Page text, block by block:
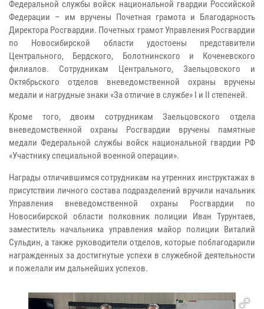
Федеральной службы войск национальной гвардии Российской
Федерации – им вручены Почетная грамота и Благодарность
Директора Росгвардии. Почетных грамот Управления Росгвардии
по Новосибирской области удостоены представители
Центрального, Бердского, Болотнинского и Коченевского
филиалов. Сотрудникам Центрального, Заельцовского и
Октябрьского отделов вневедомственной охраны вручены
медали и нагрудные знаки «За отличие в службе» I и II степеней.
Кроме того, двоим сотрудникам Заельцовского отдела
вневедомственной охраны Росгвардии вручены памятные
медали Федеральной службы войск национальной гвардии РФ
«Участнику специальной военной операции».
Награды отличившимся сотрудникам на утренних инструктажах в
присутствии личного состава подразделений вручили начальник
Управления вневедомственной охраны Росгвардии по
Новосибирской области полковник полиции Иван Турунтаев,
заместитель начальника управления майор полиции Виталий
Сульдин, а также руководители отделов, которые поблагодарили
награжденных за достигнутые успехи в служебной деятельности
и пожелали им дальнейших успехов.